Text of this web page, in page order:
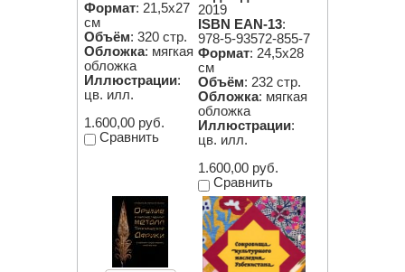
Формат: 21,5х27
см
Объём: 320 стр.
Обложка: мягкая
обложка
Иллюстрации:
цв. илл.
1.600,00 руб.
Сравнить
2019
ISBN EAN-13:
978-5-93572-855-7
Формат: 24,5х28
см
Объём: 232 стр.
Обложка: мягкая
обложка
Иллюстрации:
цв. илл.
1.600,00 руб.
Сравнить